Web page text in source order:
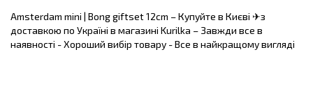
Amsterdam mini | Bong giftset 12cm – Купуйте в Києві ✈з
доставкою по Україні в магазині Kurilka – Завжди все в
наявності - Хороший вибір товару - Все в найкращому вигляді